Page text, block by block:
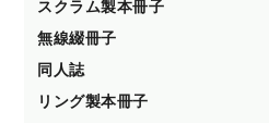
スクラム製本冊子
無線綴冊子
同人誌
リング製本冊子